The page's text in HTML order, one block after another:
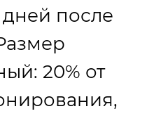
после
20% от